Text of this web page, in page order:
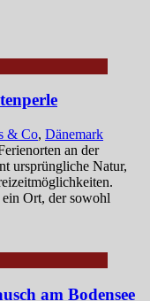
& Co, Dänemark
an der
ursprüngliche Natur,
Ort, der sowohl
am Bodensee